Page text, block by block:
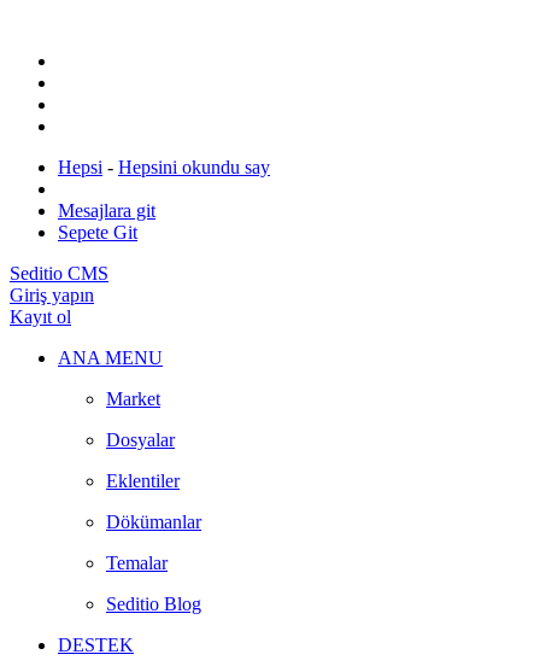
Hepsi - Hepsini okundu say
Mesajlara git
Sepete Git
Seditio CMS
Giriş yapın
Kayıt ol
ANA MENU
Market
Dosyalar
Eklentiler
Dökümanlar
Temalar
Seditio Blog
DESTEK